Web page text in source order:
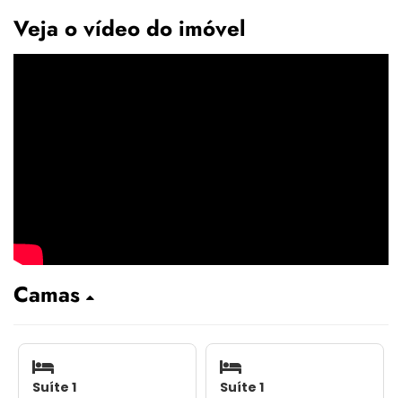
Veja o vídeo do imóvel
Camas
Suíte 1 Suíte 1